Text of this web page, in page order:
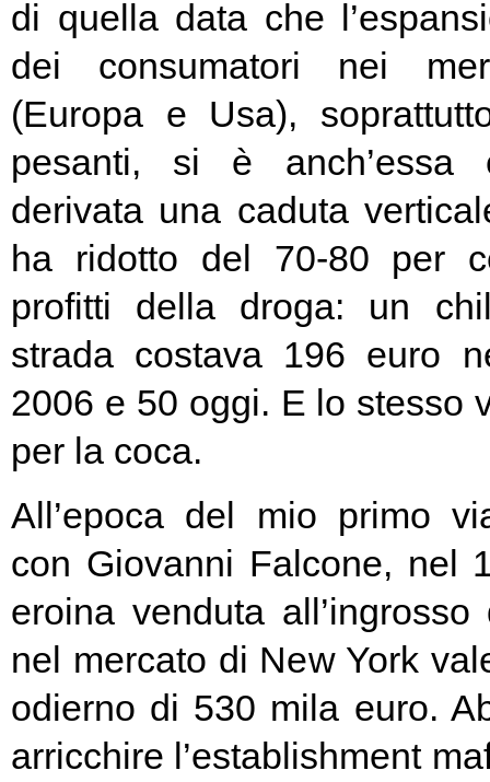
di quella data che
dei consumatori nei
(Europa e Usa),
pesanti, si è anch’essa
derivata una caduta
ha ridotto del 70-80 per
profitti della droga: un
strada costava 196 euro
2006 e 50 oggi. E lo stesso
per la coca.
All’epoca del mio primo
con Giovanni Falcone, nel
eroina venduta
nel mercato di New York
odierno di 530 mila euro.
arricchire l’establishment